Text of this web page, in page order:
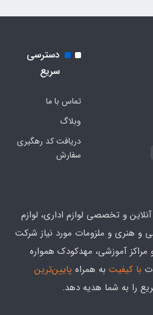
دسترسی
سریع
تماس با ما
وبلاگ
دریافت کد رهگیری
سفارش
و تخصصی لوازم اداری، لوازم
و هنری و ملزومات مورد نیاز شرکت
مراکز آموزشی، مهدکودک همواره
با کیفیت به همراه پایین‌ترین
را به شما هدیه‌ دهد.